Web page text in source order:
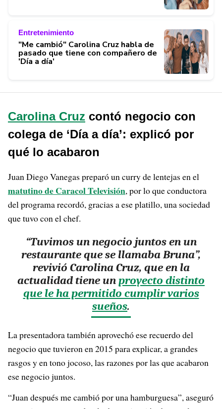
Entretenimiento
"Me cambió" Carolina Cruz habla de
pasado que tiene con compañero de
'Día a día'
Carolina Cruz contó negocio con
colega de ‘Día a día’: explicó por
qué lo acabaron
Juan Diego Vanegas preparó un curry de lentejas en el
matutino de Caracol Televisión, por lo que conductora
del programa recordó, gracias a ese platillo, una sociedad
que tuvo con el chef.
“Tuvimos un negocio juntos en un
restaurante que se llamaba Bruna”,
revivió Carolina Cruz, que en la
actualidad tiene unproyecto distinto
que le ha permitido cumplir varios
sueños.
La presentadora también aprovechó ese recuerdo del
negocio que tuvieron en 2015 para explicar, a grandes
rasgos y en tono jocoso, las razones por las que acabaron
ese negocio juntos.
“Juan después me cambió por una hamburguesa”, aseguró